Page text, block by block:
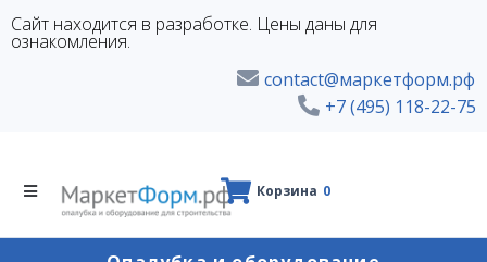
Сайт находится в разработке. Цены даны для
ознакомления.
contact@маркетформ.рф
+7 (495) 118-22-75
Корзина 0